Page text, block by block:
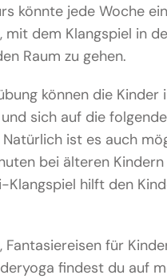
könnte jede Woche
mit dem Klangspiel in
Raum zu gehen.
können die Kinder
sich auf die folgende
ist es auch
bei älteren Kindern
Klangspiel hilft den
Fantasiereisen für
findest du auf